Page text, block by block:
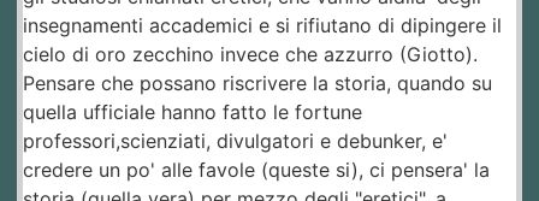
insegnamenti accademici e si rifiutano di dipingere il
cielo di oro zecchino invece che azzurro (Giotto).
Pensare che possano riscrivere la storia, quando su
quella ufficiale hanno fatto le fortune
professori,scienziati, divulgatori e debunker, e'
credere un po' alle favole (queste si), ci pensera' la